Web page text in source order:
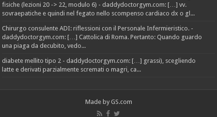
fisiche (lezioni 20 -> 22, modulo 6) - daddydoctorgym.com: […] vv.
sovraepatiche e quindi nel fegato nello scompenso cardiaco dx o gl...
Chirurgo consulente ADI: riflessioni con il Personale Infermieristico. -
daddydoctorgym.com: […] Cattolica di Roma. Pertanto: Quando guardo
una piaga da decubito, vedo...
diabete mellito tipo 2 - daddydoctorgym.com: […] grassi), scegliendo
latte e derivati parzialmente scremati o magri, ca...
Made by GS.com